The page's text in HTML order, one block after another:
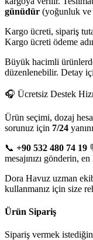
günüdür (yoğunluk ve
Kargo ücreti, sipariş
Kargo ücreti ödeme
Büyük hacimli
düzenlenebilir. Detay
🎧 Ücretsiz Destek
Ürün seçimi, dozaj
sorunuz için 7/24
📞 +90 532 480 74 19
mesajınızı gönderin,
Dora Havuz uzman
kullanmanız için size
Ürün Sipariş
Sipariş vermek